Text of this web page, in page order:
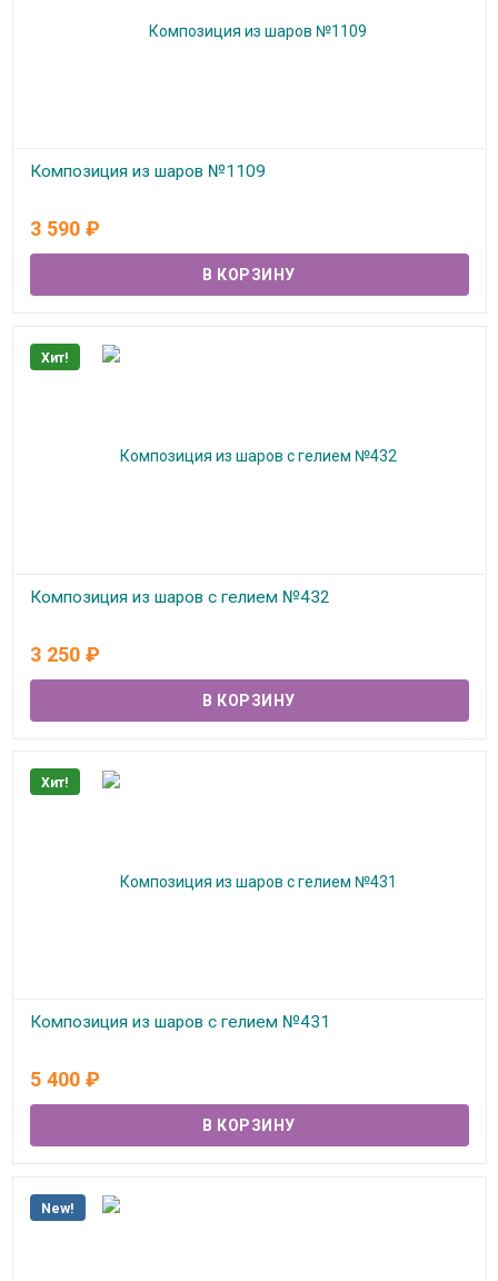
Композиция из шаров №1109
3 590 ₽
Хит!
Композиция из шаров с гелием №432
3 250 ₽
Хит!
Композиция из шаров с гелием №431
5 400 ₽
New!